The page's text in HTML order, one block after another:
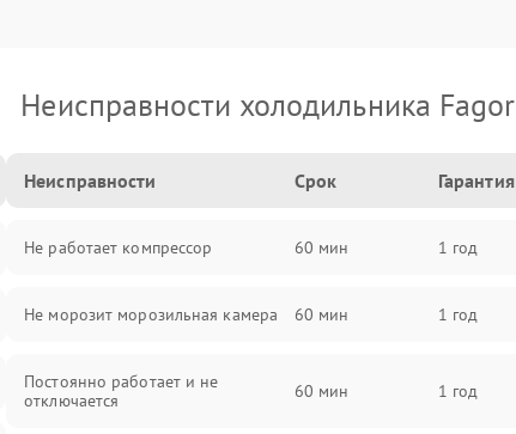
Неисправности холодильника Fagor
Неисправности Срок Гарантия
Не работает компрессор 60 мин 1 год
Не морозит морозильная камера 60 мин 1 год
Постоянно работает и не
отключается
60 мин 1 год